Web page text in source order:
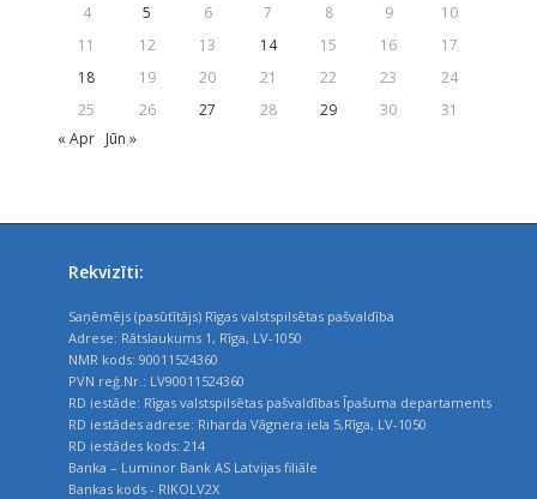
4
5 6 7 8 9
10
11
12 13 14 15 16
17
18
19 20 21 22 23
24
25
26 27 28 29 30
31
« Apr
Jūn »
Rekvizīti:
Saņēmējs (pasūtītājs) Rīgas valstspilsētas pašvaldība
Adrese: Rātslaukums 1, Rīga, LV-1050
NMR kods: 90011524360
PVN reģ.Nr.: LV90011524360
RD iestāde: Rīgas valstspilsētas pašvaldības Īpašuma departaments
RD iestādes adrese: Riharda Vāgnera iela 5,Rīga, LV-1050
RD iestādes kods: 214
Banka – Luminor Bank AS Latvijas filiāle
Bankas kods - RIKOLV2X